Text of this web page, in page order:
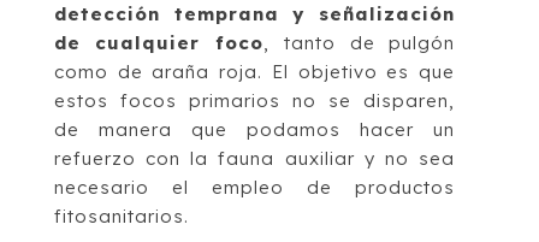
detección temprana y señalización
de cualquier foco, tanto de pulgón
como de araña roja. El objetivo es que
estos focos primarios no se disparen,
de manera que podamos hacer un
refuerzo con la fauna auxiliar y no sea
necesario el empleo de productos
fitosanitarios.